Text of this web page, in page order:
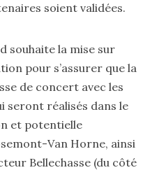
soient validées.
souhaite la mise sur
pour s’assurer que la
de concert avec les
seront réalisés dans le
et potentielle
Van Horne, ainsi
Bellechasse (du côté